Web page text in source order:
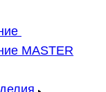
MASTER